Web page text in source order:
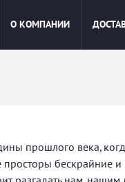
О КОМПАНИИ
прошлого века,
просторы бескрайние